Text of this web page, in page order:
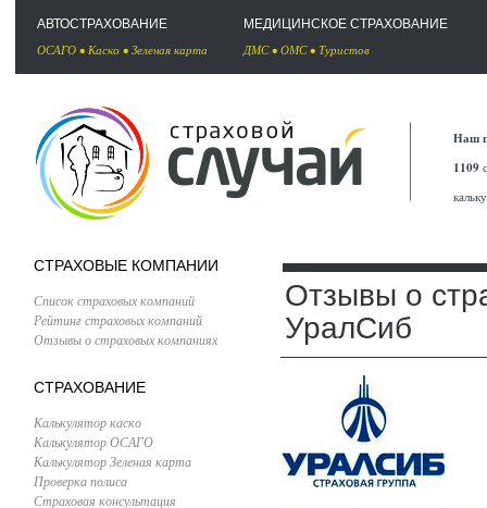
АВТОСТРАХОВАНИЕ
ОСАГО • Каско • Зеленая карта
МЕДИЦИНСКОЕ СТРАХОВАНИЕ
ДМС• ОМС• Туристов
Наш
1109
СТРАХОВЫЕ КОМПАНИИ
Список страховых компаний
Рейтинг страховых компаний
Отзывы о страховых компаниях
СТРАХОВАНИЕ
Калькулятор каско
Калькулятор ОСАГО
Калькулятор Зеленая карта
Проверка полиса
Страховая консультация
Отзывы о
УралСиб